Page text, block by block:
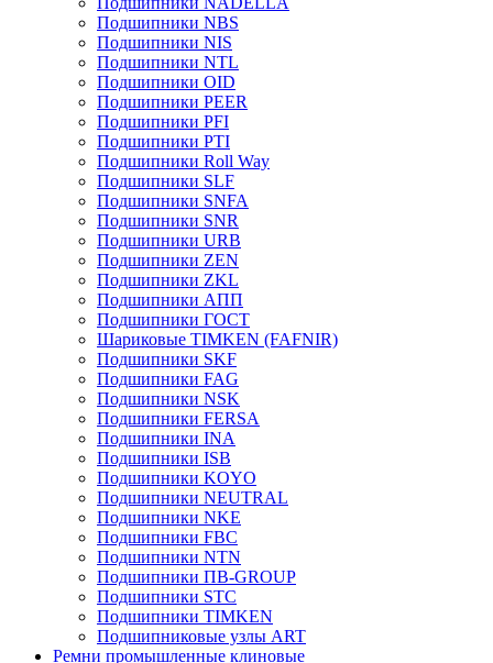
Подшипники NBS
Подшипники NIS
Подшипники NTL
Подшипники OID
Подшипники PEER
Подшипники PFI
Подшипники PTI
Подшипники Roll Way
Подшипники SLF
Подшипники SNFA
Подшипники SNR
Подшипники URB
Подшипники ZEN
Подшипники ZKL
Подшипники АПП
Подшипники ГОСТ
Шариковые ТІMKEN (FAFNIR)
Подшипники SKF
Подшипники FAG
Подшипники NSK
Подшипники FERSA
Подшипники INA
Подшипники ISB
Подшипники KOYO
Подшипники NEUTRAL
Подшипники NKE
Подшипники FBC
Подшипники NTN
Подшипники ПВ-GROUP
Подшипники STC
Подшипники TIMKEN
Подшипниковые узлы ART
Ремни промышленные клиновые